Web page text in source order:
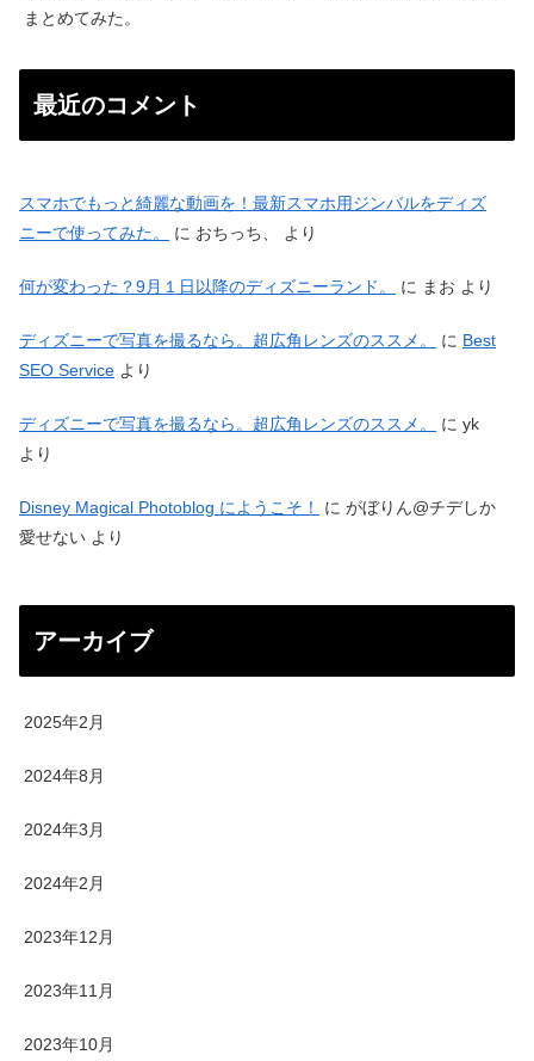
まとめてみた。
最近のコメント
スマホでもっと綺麗な動画を！最新スマホ用ジンバルをディズ
ニーで使ってみた。
に おちっち、 より
何が変わった？9月１日以降のディズニーランド。 に まお より
ディズニーで写真を撮るなら。超広角レンズのススメ。 に Best
SEO Service より
ディズニーで写真を撮るなら。超広角レンズのススメ。 に yk
より
Disney Magical Photoblog にようこそ！ に がぼりん@チデしか
愛せない より
アーカイブ
2025年2月
2024年8月
2024年3月
2024年2月
2023年12月
2023年11月
2023年10月